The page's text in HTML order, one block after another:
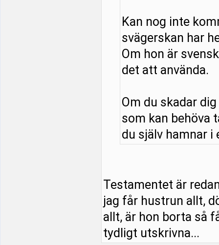
Kan nog inte
svägerskan har
Om hon är
det att använda.
Om du skadar
som kan behöva
du själv hamnar
Testamentet är
jag får hustrun allt,
allt, är hon borta så
tydligt utskrivna...